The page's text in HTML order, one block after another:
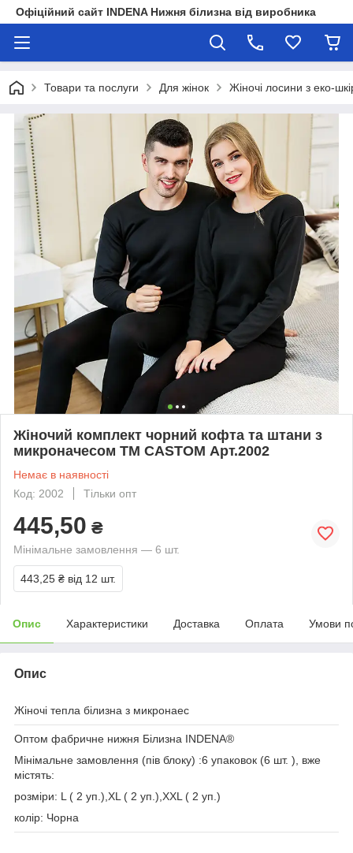
Офіційний сайт INDENA Нижня білизна від виробника
Товари та послуги Для жінок Жіночі лосини з еко-
Жіночий комплект чорний кофта та штани з
микроначесом ТМ CASTOM Арт.2002
Немає в наявності
Код: 2002
Тільки опт
445,50 ₴
Мінімальне замовлення — 6 шт.
443,25 ₴ від 12 шт.
Опис Характеристики Доставка Оплата Умови
Опис
Жіночі тепла білизна з микронаес
Оптом фабричне нижня Білизна INDENA®
Мінімальне замовлення (пів блоку) :6 упаковок (6 шт. ), вже
містять:
розміри: L ( 2 уп.),XL ( 2 уп.),XXL ( 2 уп.)
колір: Чорна